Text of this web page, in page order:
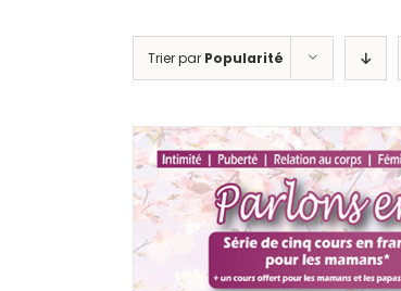
Trier par Popularité